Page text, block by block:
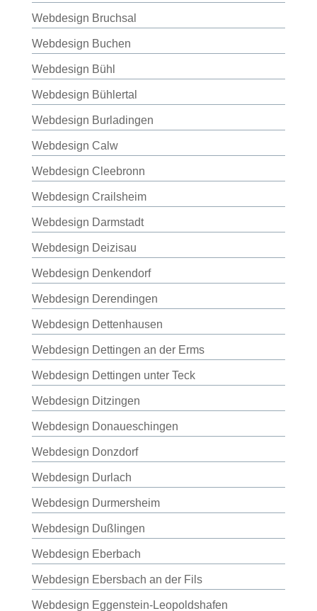
Webdesign Bruchsal
Webdesign Buchen
Webdesign Bühl
Webdesign Bühlertal
Webdesign Burladingen
Webdesign Calw
Webdesign Cleebronn
Webdesign Crailsheim
Webdesign Darmstadt
Webdesign Deizisau
Webdesign Denkendorf
Webdesign Derendingen
Webdesign Dettenhausen
Webdesign Dettingen an der Erms
Webdesign Dettingen unter Teck
Webdesign Ditzingen
Webdesign Donaueschingen
Webdesign Donzdorf
Webdesign Durlach
Webdesign Durmersheim
Webdesign Dußlingen
Webdesign Eberbach
Webdesign Ebersbach an der Fils
Webdesign Eggenstein-Leopoldshafen